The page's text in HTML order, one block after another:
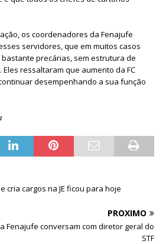
os coordenadores da Fenajufe
servidores, que em muitos casos
precárias, sem estrutura de
ressaltaram que aumento da FC
desempenhando a sua função
cria cargos na JE ficou para hoje
PRÓXIMO
Fenajufe conversam com diretor geral do
STF